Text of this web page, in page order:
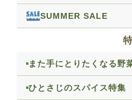
SUMMER SALE
また手にとりたくなる野
ひとさじのスパイス特集